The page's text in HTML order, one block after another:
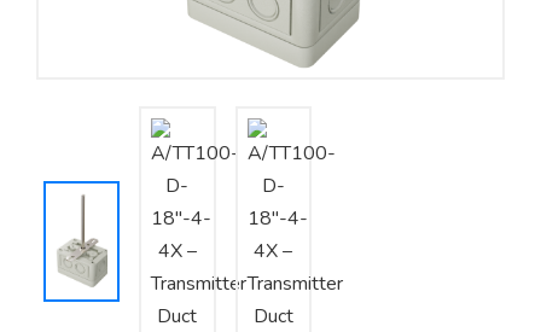
Cung cấp giải pháp quản lý cho toà nhà (BMS)
Tư vấn – Thiết kế – Cung cấp thiết bị HVAC
Tư vấn thiết kế, thi công tủ điều khiển
Thi công – Lắp đặt hệ thống HVAC